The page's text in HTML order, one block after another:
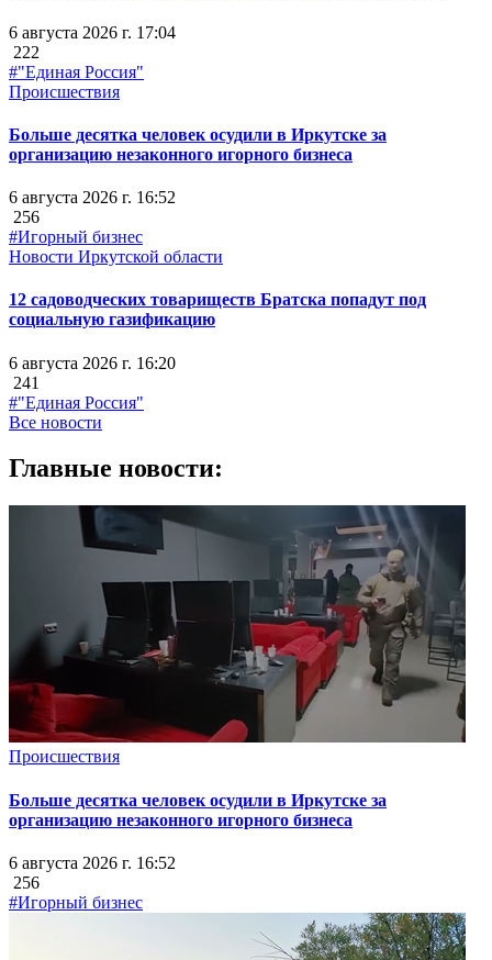
6 августа 2026 г. 17:04
222
#"Единая Россия"
Происшествия
Больше десятка человек осудили в Иркутске за
организацию незаконного игорного бизнеса
6 августа 2026 г. 16:52
256
#Игорный бизнес
Новости Иркутской области
12 садоводческих товариществ Братска попадут под
социальную газификацию
6 августа 2026 г. 16:20
241
#"Единая Россия"
Все новости
Главные новости:
Происшествия
Больше десятка человек осудили в Иркутске за
организацию незаконного игорного бизнеса
6 августа 2026 г. 16:52
256
#Игорный бизнес